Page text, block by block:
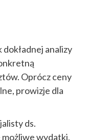
analizy
Oprócz ceny
prowizje dla
ds.
wydatki,